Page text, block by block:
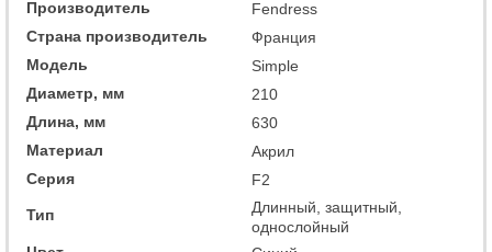
Производитель
Fendress
Страна производитель
Франция
Модель
Simple
Диаметр, мм
210
Длина, мм
630
Материал
Акрил
Серия
F2
Тип
Длинный, защитный,
однослойный